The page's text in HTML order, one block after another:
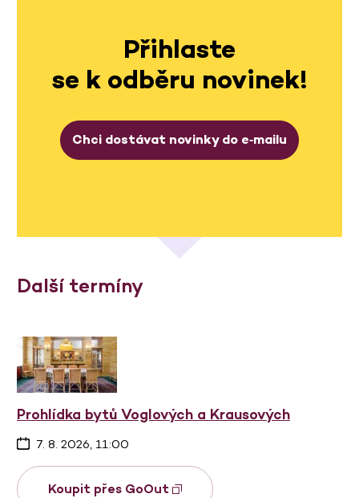
Přihlaste
se k odběru novinek!
Chci dostávat novinky do e‑mailu
Další termíny
Prohlídka bytů Voglových a Krausových
7. 8. 2026, 11:00
Koupit přes GoOut